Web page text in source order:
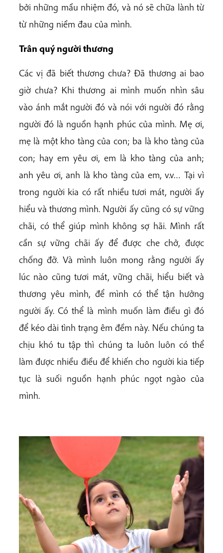
bởi những mầu nhiệm đó, và nó sẽ chữa lành từ
từ những niềm đau của mình.
Trân quý người thương
Các vị đã biết thương chưa? Đã thương ai bao
giờ chưa? Khi thương ai mình muốn nhìn sâu
vào ánh mắt người đó và nói với người đó rằng
người đó là nguồn hạnh phúc của mình. Mẹ ơi,
mẹ là một kho tàng của con; ba là kho tàng của
con; hay em yêu ơi, em là kho tàng của anh;
anh yêu ơi, anh là kho tàng của em, v.v… Tại vì
trong người kia có rất nhiều tươi mát, người ấy
hiểu và thương mình. Người ấy cũng có sự vững
chãi, có thể giúp mình không sợ hãi. Mình rất
cần sự vững chãi ấy để được che chở, được
chống đỡ. Và mình luôn mong rằng người ấy
lúc nào cũng tươi mát, vững chãi, hiểu biết và
thương yêu mình, để mình có thể tận hưởng
người ấy. Có thể là mình muốn làm điều gì đó
để kéo dài tình trạng êm đềm này. Nếu chúng ta
chịu khó tu tập thì chúng ta luôn luôn có thể
làm được nhiều điều để khiến cho người kia tiếp
tục là suối nguồn hạnh phúc ngọt ngào của
mình.